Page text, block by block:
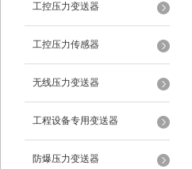
工控压力变送器
工控压力传感器
无线压力变送器
工程设备专用变送器
防爆压力变送器